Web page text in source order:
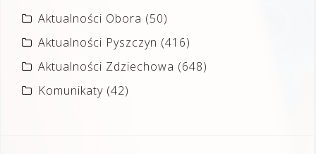
Aktualności Obora (50)
Aktualności Pyszczyn (416)
Aktualności Zdziechowa (648)
Komunikaty (42)